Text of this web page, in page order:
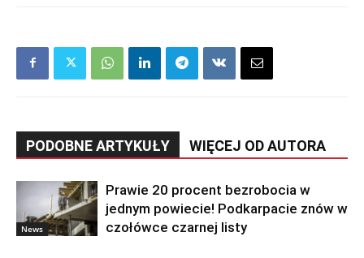
PODOBNE ARTYKUŁY WIĘCEJ OD AUTORA
News
Prawie 20 procent bezrobocia w
jednym powiecie! Podkarpacie znów w
czołówce czarnej listy